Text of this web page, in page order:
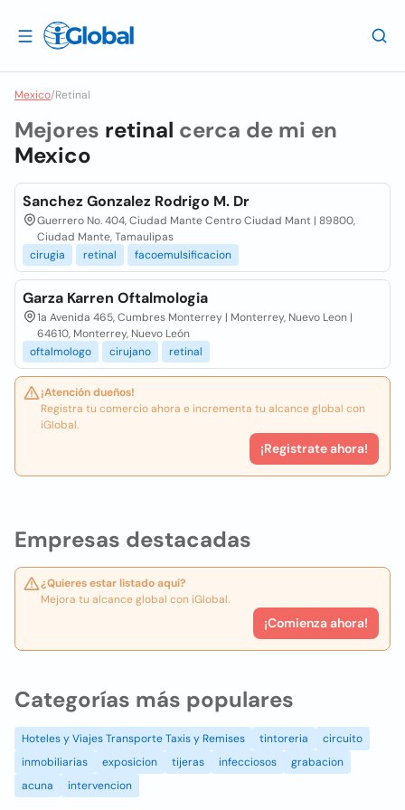
Mexico/Retinal
Empresas destacadas
¿Quieres estar listado aquí?
Mejora tu alcance global con iGlobal.
¡Comienza ahora!
Mejores retinal cerca de mi en
Mexico
Sanchez Gonzalez Rodrigo M. Dr
Guerrero No. 404, Ciudad Mante Centro Ciudad Mant | 89800,
Ciudad Mante, Tamaulipas
cirugia
retinal facoemulsificacion
Garza Karren Oftalmologia
1a Avenida 465, Cumbres Monterrey | Monterrey, Nuevo Leon |
64610, Monterrey, Nuevo León
oftalmologo
cirujano retinal
¡Atención dueños!
Registra tu comercio ahora e incrementa tu alcance global con
iGlobal.
¡Registrate ahora!
Categorías más populares
Hoteles y Viajes Transporte Taxis y Remises tintoreria
circuito
inmobiliarias
exposicion tijeras infecciosos
grabacion
acuna
intervencion